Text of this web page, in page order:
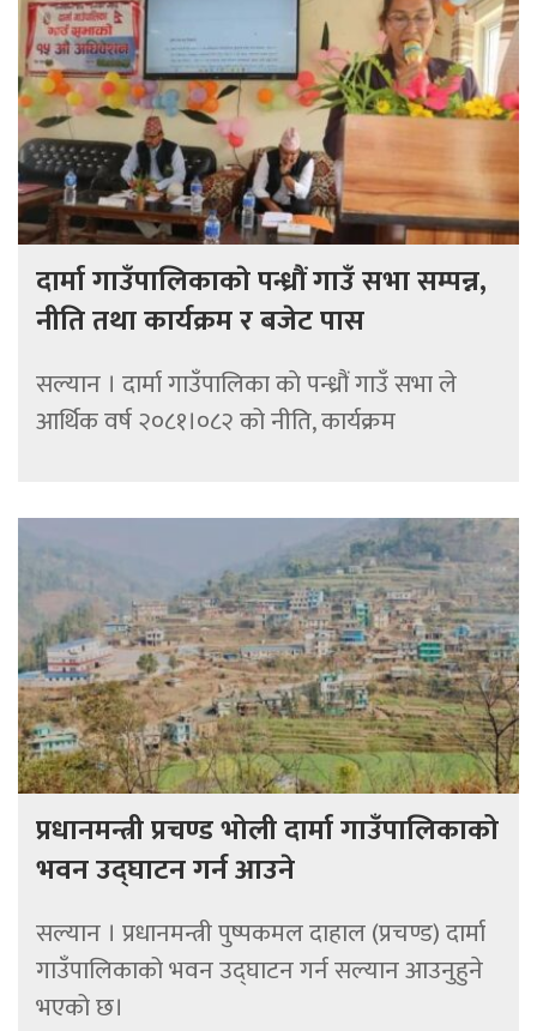
दार्मा गाउँपालिकाकाे पन्ध्रौं गाउँ सभा सम्पन्न,
नीति तथा कार्यक्रम र बजेट पास
सल्यान । दार्मा गाउँपालिका काे पन्ध्रौं गाउँ सभा ले
आर्थिक वर्ष २०८१।०८२ को नीति, कार्यक्रम
प्रधानमन्त्री प्रचण्ड भोली दार्मा गाउँपालिकाको
भवन उद्घाटन गर्न आउने
सल्यान । प्रधानमन्त्री पुष्पकमल दाहाल (प्रचण्ड) दार्मा
गाउँपालिकाको भवन उद्घाटन गर्न सल्यान आउनुहुने
भएको छ।